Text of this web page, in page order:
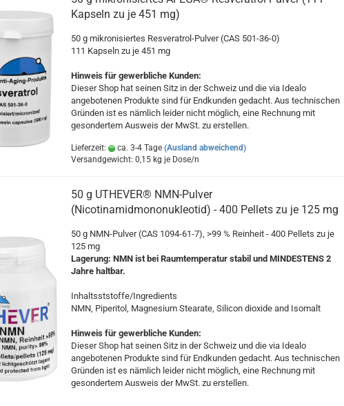
Kapseln zu je 451 mg)
50 g mikronisiertes Resveratrol-Pulver (CAS 501-36-0)
111 Kapseln zu je 451 mg
Hinweis für gewerbliche Kunden:
Dieser Shop hat seinen Sitz in der Schweiz und die via Idealo
angebotenen Produkte sind für Endkunden gedacht. Aus technischen
Gründen ist es nämlich leider nicht möglich, eine Rechnung mit
gesondertem Ausweis der MwSt. zu erstellen.
Lieferzeit: ca. 3-4 Tage (Ausland abweichend)
Versandgewicht: 0,15kg je Dose/n
50 g UTHEVER® NMN-Pulver
(Nicotinamidmononukleotid) - 400 Pellets zu je 125 mg
50 g NMN-Pulver (CAS 1094-61-7), >99 % Reinheit - 400 Pellets zu je
125 mg
Lagerung: NMN ist bei Raumtemperatur stabil und MINDESTENS 2
Jahre haltbar.
Inhaltsststoffe/Ingredients
NMN, Piperitol, Magnesium Stearate, Silicon dioxide and Isomalt
Hinweis für gewerbliche Kunden:
Dieser Shop hat seinen Sitz in der Schweiz und die via Idealo
angebotenen Produkte sind für Endkunden gedacht. Aus technischen
Gründen ist es nämlich leider nicht möglich, eine Rechnung mit
gesondertem Ausweis der MwSt. zu erstellen.